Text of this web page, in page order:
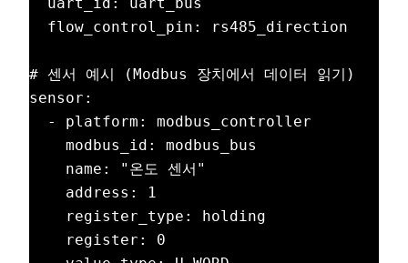
# 센서 예시 (Modbus 장치에서 데이터 읽기)
sensor: